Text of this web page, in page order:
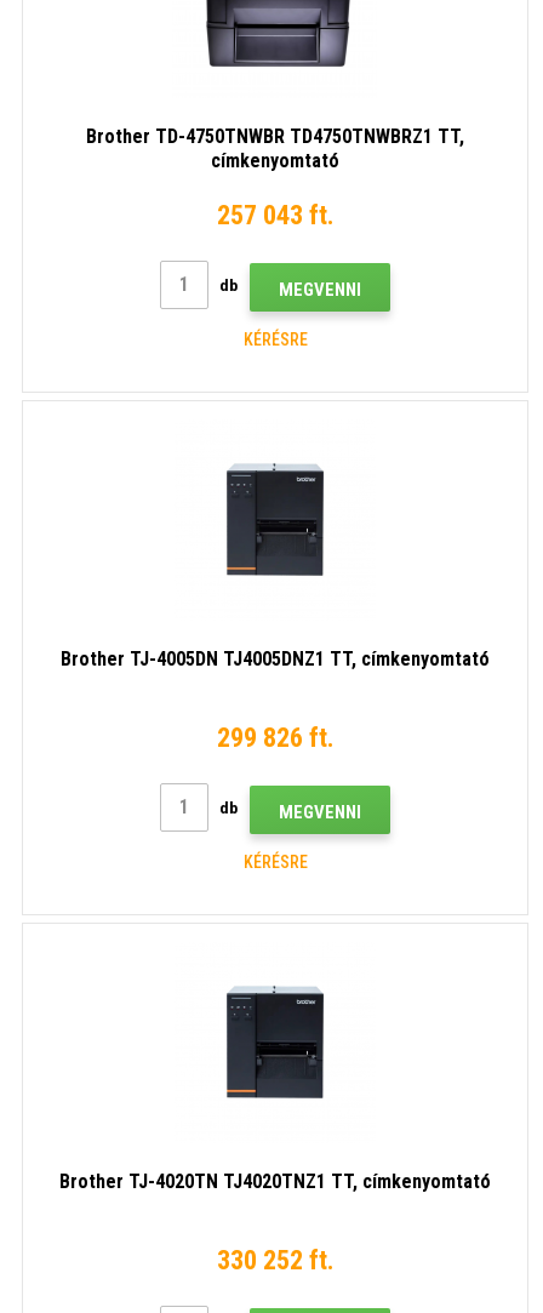
Brother TD-4750TNWBR TD4750TNWBRZ1 TT,
címkenyomtató
257 043 ft.
db MEGVENNI
KÉRÉSRE
Brother TJ-4005DN TJ4005DNZ1 TT, címkenyomtató
299 826 ft.
db MEGVENNI
KÉRÉSRE
Brother TJ-4020TN TJ4020TNZ1 TT, címkenyomtató
330 252 ft.